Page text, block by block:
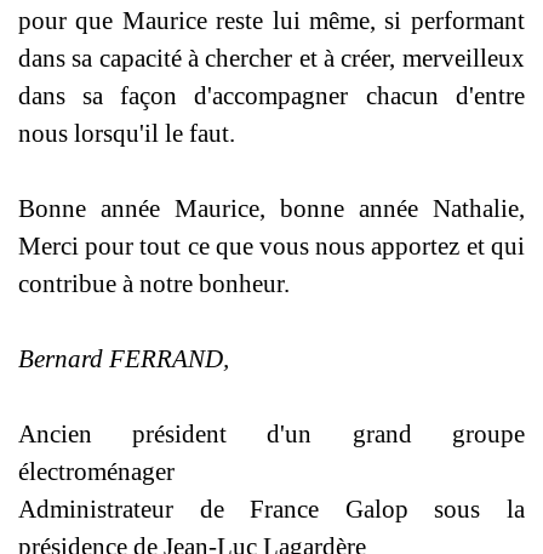
pour que Maurice reste lui même, si performant
dans sa capacité à chercher et à créer, merveilleux
dans sa façon d'accompagner chacun d'entre
nous lorsqu'il le faut.
Bonne année Maurice, bonne année Nathalie,
Merci pour tout ce que vous nous apportez et qui
contribue à notre bonheur.
Bernard FERRAND,
Ancien président d'un grand groupe
électroménager
Administrateur de France Galop sous la
présidence de Jean-Luc Lagardère